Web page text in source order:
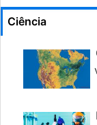
Ciência